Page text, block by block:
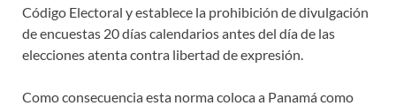
Código Electoral y establece la prohibición de divulgación
de encuestas 20 días calendarios antes del día de las
elecciones atenta contra libertad de expresión.
Como consecuencia esta norma coloca a Panamá como